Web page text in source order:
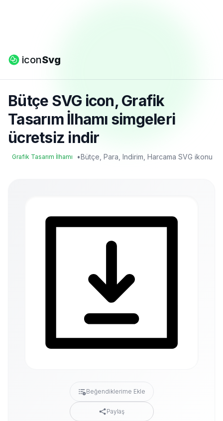
iconSvg
Bütçe SVG icon, Grafik
Tasarım İlhamı simgeleri
ücretsiz indir
Grafik Tasarım İlhamı •Bütçe, Para, Indirim, Harcama SVG ikonu
Beğendiklerime Ekle
Paylaş